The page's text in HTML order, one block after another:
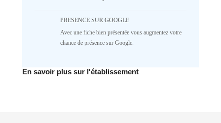
/home/lepetitbz/portailfamille.org/lib/Cake/View/
1687
5 4 3
2
PRÉSENCE SUR GOOGLE
Avec une fiche bien présentée vous augmentez votre
chance de présence sur Google.
En savoir plus sur l'établissement